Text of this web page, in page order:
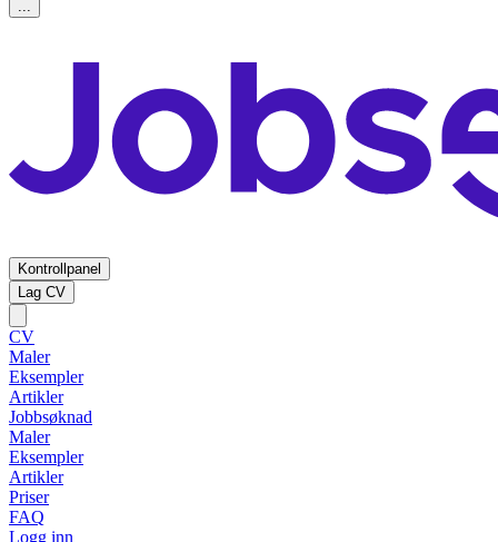
...
Kontrollpanel
Lag CV
CV
Maler
Eksempler
Artikler
Jobbsøknad
Maler
Eksempler
Artikler
Priser
FAQ
Logg inn